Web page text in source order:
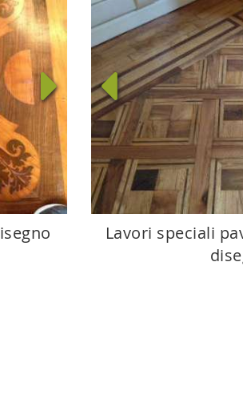
Lavori speciali